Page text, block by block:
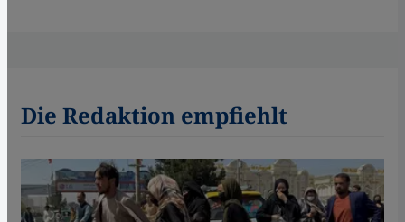
Die Redaktion empfiehlt